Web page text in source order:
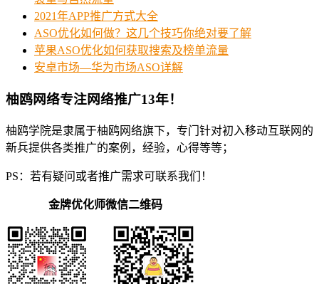
2021年APP推广方式大全
ASO优化如何做？这几个技巧你绝对要了解
苹果ASO优化如何获取搜索及榜单流量
安卓市场—华为市场ASO详解
柚鸥网络专注网络推广13年！
柚鸥学院是隶属于柚鸥网络旗下，专门针对初入移动互联网的
新兵提供各类推广的案例，经验，心得等等；
PS：若有疑问或者推广需求可联系我们！
金牌优化师微信二维码